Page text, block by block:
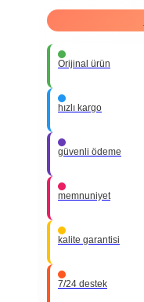
Orijinal ürün
hızlı kargo
güvenli ödeme
memnuniyet
kalite garantisi
7/24 destek